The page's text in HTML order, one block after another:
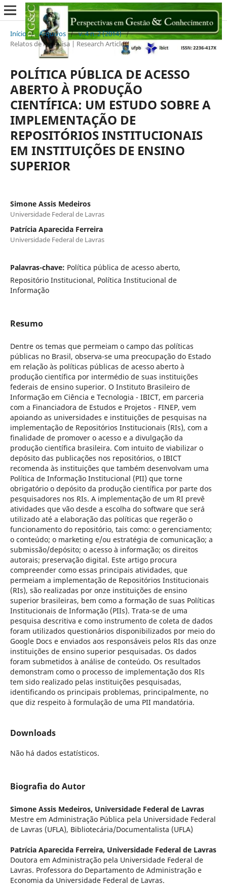
Início / Arquivos / v. 4 n. 2 (2014) /
Relatos de Pesquisa | Research Articles
POLÍTICA PÚBLICA DE ACESSO
ABERTO À PRODUÇÃO
CIENTÍFICA: UM ESTUDO SOBRE A
IMPLEMENTAÇÃO DE
REPOSITÓRIOS INSTITUCIONAIS
EM INSTITUIÇÕES DE ENSINO
SUPERIOR
Simone Assis Medeiros
Universidade Federal de Lavras
Patrícia Aparecida Ferreira
Universidade Federal de Lavras
Palavras-chave: Política pública de acesso aberto,
Repositório Institucional, Política Institucional de
Informação
Resumo
Dentre os temas que permeiam o campo das políticas
públicas no Brasil, observa-se uma preocupação do Estado
em relação às políticas públicas de acesso aberto à
produção científica por intermédio de suas instituições
federais de ensino superior. O Instituto Brasileiro de
Informação em Ciência e Tecnologia - IBICT, em parceria
com a Financiadora de Estudos e Projetos - FINEP, vem
apoiando as universidades e instituições de pesquisas na
implementação de Repositórios Institucionais (RIs), com a
finalidade de promover o acesso e a divulgação da
produção científica brasileira. Com intuito de viabilizar o
depósito das publicações nos repositórios, o IBICT
recomenda às instituições que também desenvolvam uma
Política de Informação Institucional (PII) que torne
obrigatório o depósito da produção científica por parte dos
pesquisadores nos RIs. A implementação de um RI prevê
atividades que vão desde a escolha do software que será
utilizado até a elaboração das políticas que regerão o
funcionamento do repositório, tais como: o gerenciamento;
o conteúdo; o marketing e/ou estratégia de comunicação; a
submissão/depósito; o acesso à informação; os direitos
autorais; preservação digital. Este artigo procura
compreender como essas principais atividades, que
permeiam a implementação de Repositórios Institucionais
(RIs), são realizadas por onze instituições de ensino
superior brasileiras, bem como a formação de suas Políticas
Institucionais de Informação (PIIs). Trata-se de uma
pesquisa descritiva e como instrumento de coleta de dados
foram utilizados questionários disponibilizados por meio do
Google Docs e enviados aos responsáveis pelos RIs das onze
instituições de ensino superior pesquisadas. Os dados
foram submetidos à análise de conteúdo. Os resultados
demonstram como o processo de implementação dos RIs
tem sido realizado pelas instituições pesquisadas,
identificando os principais problemas, principalmente, no
que diz respeito à formulação de uma PII mandatória.
Downloads
Não há dados estatísticos.
Biografia do Autor
Simone Assis Medeiros, Universidade Federal de Lavras
Mestre em Administração Pública pela Universidade Federal
de Lavras (UFLA), Bibliotecária/Documentalista (UFLA)
Patrícia Aparecida Ferreira, Universidade Federal de Lavras
Doutora em Administração pela Universidade Federal de
Lavras. Professora do Departamento de Administração e
Economia da Universidade Federal de Lavras.